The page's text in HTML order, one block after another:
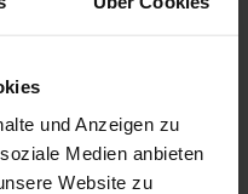
und Anzeigen zu
Medien anbieten
Website zu